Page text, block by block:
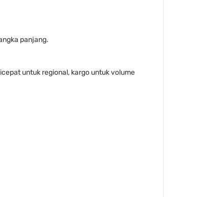
panjang.
untuk regional, kargo untuk volume